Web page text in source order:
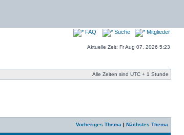
FAQ Suche Mitglieder
Aktuelle Zeit: Fr Aug 07, 2026 5:23
Alle Zeiten sind UTC + 1 Stunde
Vorheriges Thema | Nächstes Thema